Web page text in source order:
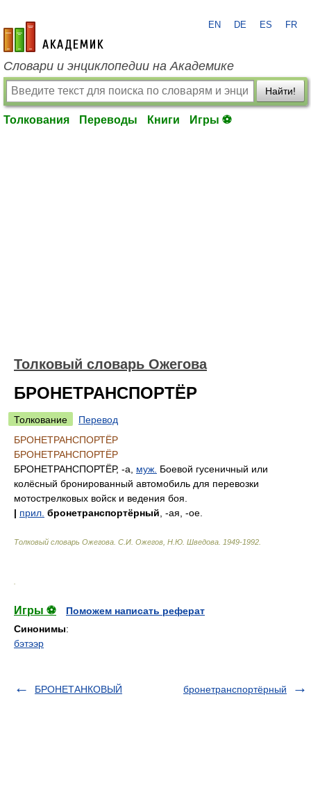
academic.ru
EN DE ES FR
Словари и энциклопедии на Академике
Найти!
Толкования Переводы Книги Игры ⚽
Толковый словарь Ожегова
БРОНЕТРАНСПОРТЁР
Толкование
Перевод
БРОНЕТРАНСПОРТЁР
БРОНЕТРАНСПОРТЁР
БРОНЕТРАНСПОРТЁР, -а, муж. Боевой гусеничный или
колёсный бронированный автомобиль для перевозки
мотострелковых войск и ведения боя.
| прил. бронетранспортёрный , -ая, -ое.
Толковый словарь Ожегова С.И. Ожегов, Н.Ю. Шведова. 1949-1992
Игры ⚽
Поможем написать реферат
Синонимы:
бэтээр
БРОНЕТАНКОВЫЙ бронетранспортёрный